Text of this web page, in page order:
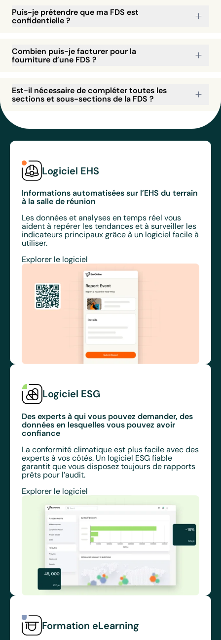
Puis-je prétendre que ma FDS est
confidentielle ?
Combien puis-je facturer pour la
fourniture d’une FDS ?
Est-il nécessaire de compléter toutes les
sections et sous-sections de la FDS ?
Logiciel EHS
Informations automatisées sur l’EHS du terrain
à la salle de réunion
Les données et analyses en temps réel vous
aident à repérer les tendances et à surveiller les
indicateurs principaux grâce à un logiciel facile à
utiliser.
Explorer le logiciel
Logiciel ESG
Des experts à qui vous pouvez demander, des
données en lesquelles vous pouvez avoir
confiance
La conformité climatique est plus facile avec des
experts à vos côtés. Un logiciel ESG fiable
garantit que vous disposez toujours de rapports
prêts pour l’audit.
Explorer le logiciel
Formation eLearning